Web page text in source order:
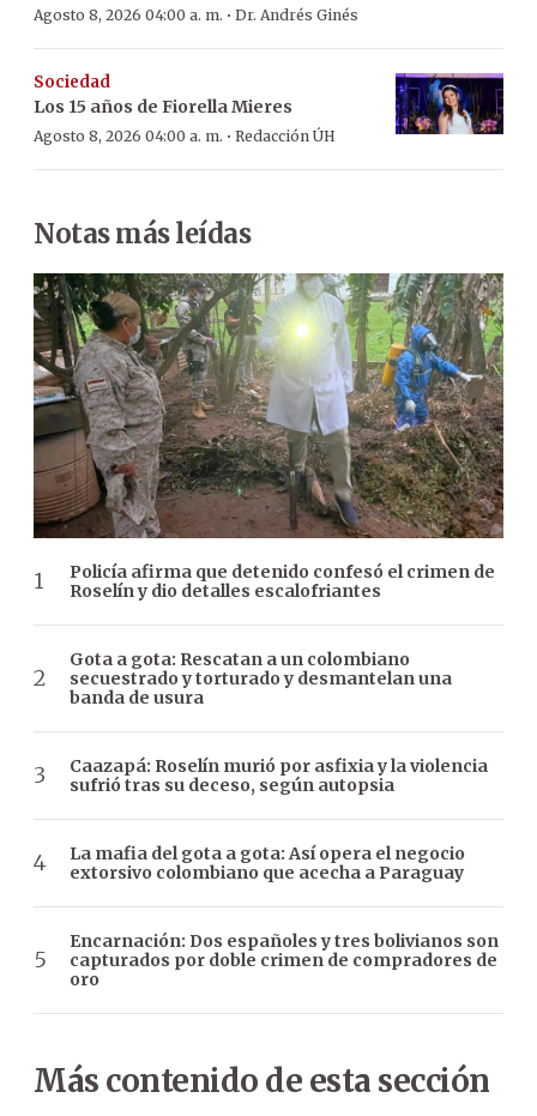
Agosto 8, 2026 04:00 a. m. · Dr. Andrés Ginés
Sociedad
Los 15 años de Fiorella Mieres
Agosto 8, 2026 04:00 a. m. · Redacción ÚH
Notas más leídas
Policía afirma que detenido confesó el crimen de
Roselín y dio detalles escalofriantes
Gota a gota: Rescatan a un colombiano
secuestrado y torturado y desmantelan una
banda de usura
Caazapá: Roselín murió por asfixia y la violencia
sufrió tras su deceso, según autopsia
La mafia del gota a gota: Así opera el negocio
extorsivo colombiano que acecha a Paraguay
Encarnación: Dos españoles y tres bolivianos son
capturados por doble crimen de compradores de
oro
Más contenido de esta sección